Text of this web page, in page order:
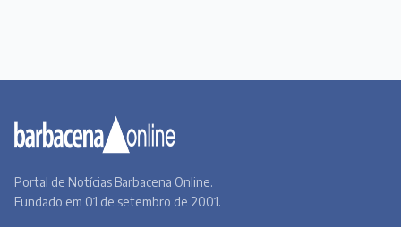
Portal de Notícias Barbacena Online.
Fundado em 01 de setembro de 2001.